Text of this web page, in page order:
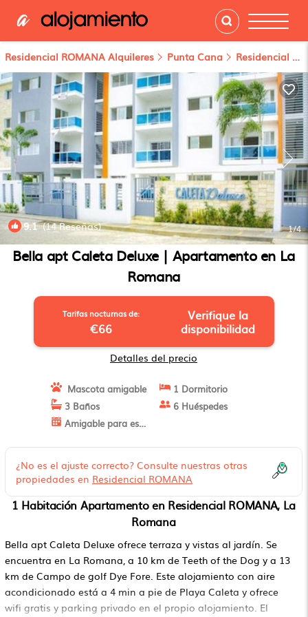
Residencial ROMANA Alquileres Punta Cana Residencial ROMANA
9.1(14 Reseñas) 1/4
Bella apt Caleta Deluxe | Apartamento en La
Romana
Tarifas nocturnas de:
€66
Verifique la
disponibilidad
Detalles del precio
Mascota amigable
1 Dormitorio
3 Baños
6 Huéspedes
Amigable para estancias largas
¿No es el ajuste correcto? Consulte nuestras otras
propiedades en Residencial ROMANA
1 Habitación Apartamento en Residencial ROMANA, La
Romana
Bella apt Caleta Deluxe ofrece terraza y vistas al jardín. Se
encuentra en La Romana, a 10 km de Teeth of the Dog y a 13
km de Campo de golf Dye Fore. Este alojamiento con aire
acondicionado está a 4 min a pie de Playa Caleta y ofrece
wifi gratis y parking privado en el propio alojamiento. El